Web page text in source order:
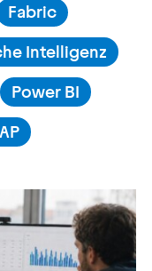
Fabric
Intelligenz
Power BI